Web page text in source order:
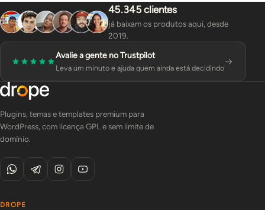
45.345 clientes
já baixam os produtos aqui, desde
2019.
Avalie a gente no Trustpilot
Leva um minuto e ajuda quem ainda está decidindo
Plugins, temas e templates premium para
WordPress, com licença GPL e sem limite de
domínio.
DROPE